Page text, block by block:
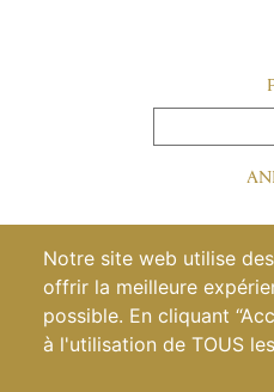
DÉCOUVREZ NOTRE
Notre site web utilise
offrir la meilleure
possible. En cliquant
à l'utilisation de TOUS